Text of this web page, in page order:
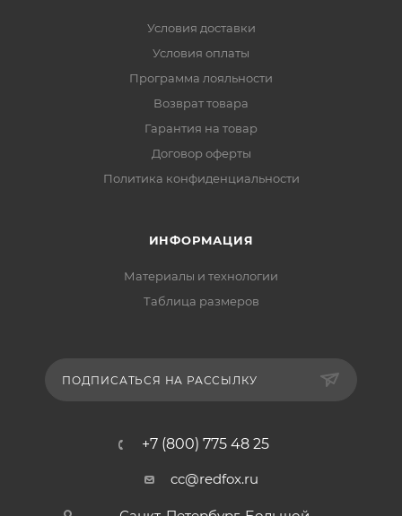
Условия доставки
Условия оплаты
Программа лояльности
Возврат товара
Гарантия на товар
Договор оферты
Политика конфиденциальности
ИНФОРМАЦИЯ
Материалы и технологии
Таблица размеров
ПОДПИСАТЬСЯ НА РАССЫЛКУ
+7 (800) 775 48 25
cc@redfox.ru